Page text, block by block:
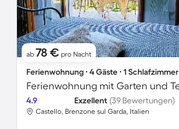
ab 78 € pro Nacht
Ferienwohnung ∙ 4 Gäste ∙ 1 Schlafzimmer
4.9 Exzellent (39 Bewertungen)
Castello, Brenzone sul Garda, Italien